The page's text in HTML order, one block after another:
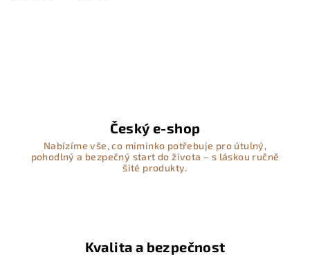
Český e-shop
Nabízíme vše, co miminko potřebuje pro útulný,
pohodlný a bezpečný start do života – s láskou ručně
šité produkty.
Kvalita a bezpečnost